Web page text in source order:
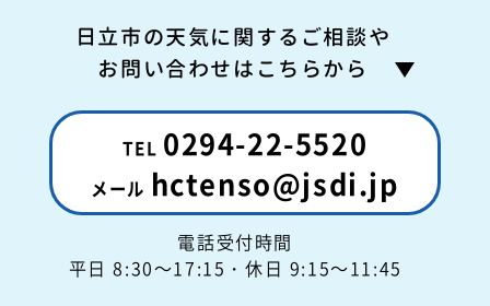
日立市の天気に関するご相談や
お問い合わせはこちらから
0294-22-5520
hctenso@jsdi.jp
電話受付時間
平日 8:30～17:15 ・休日 9:15～11:45